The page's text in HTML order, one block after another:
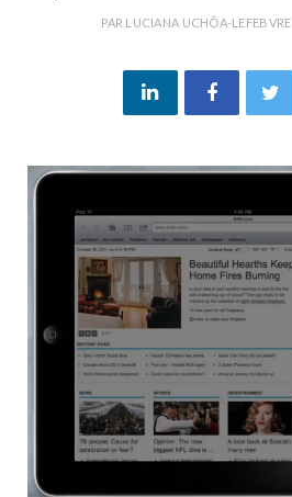
PAR LUCIANA UCHÔA-LEFEBVRE